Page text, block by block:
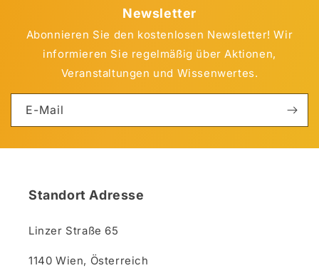
Newsletter
Abonnieren Sie den kostenlosen Newsletter! Wir
informieren Sie regelmäßig über Aktionen,
Veranstaltungen und Wissenwertes.
E-Mail
Standort Adresse
Linzer Straße 65
1140 Wien, Österreich